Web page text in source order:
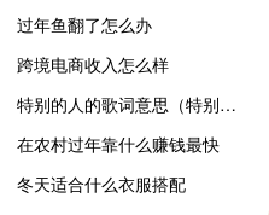
过年鱼翻了怎么办
跨境电商收入怎么样
特别的人的歌词意思（特别的人的歌词）
在农村过年靠什么赚钱最快
冬天适合什么衣服搭配